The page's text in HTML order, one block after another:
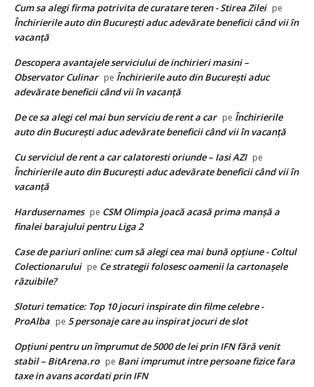
Cum sa alegi firma potrivita de curatare teren - Stirea Zilei pe
Închirierile auto din București aduc adevărate beneficii când vii în
vacanță
Descopera avantajele serviciului de inchirieri masini –
Observator Culinar pe Închirierile auto din București aduc
adevărate beneficii când vii în vacanță
De ce sa alegi cel mai bun serviciu de rent a car pe Închirierile
auto din București aduc adevărate beneficii când vii în vacanță
Cu serviciul de rent a car calatoresti oriunde – Iasi AZI pe
Închirierile auto din București aduc adevărate beneficii când vii în
vacanță
Hardusernames pe CSM Olimpia joacă acasă prima manșă a
finalei barajului pentru Liga 2
Case de pariuri online: cum să alegi cea mai bună opțiune - Coltul
Colectionarului pe Ce strategii folosesc oamenii la cartonașele
răzuibile?
Sloturi tematice: Top 10 jocuri inspirate din filme celebre -
ProAlba pe 5 personaje care au inspirat jocuri de slot
Opțiuni pentru un împrumut de 5000 de lei prin IFN fără venit
stabil – BitArena.ro pe Bani imprumut intre persoane fizice fara
taxe in avans acordati prin IFN